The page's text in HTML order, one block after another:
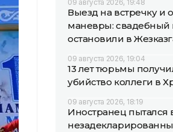
09 августа 2026, 19:48
Выезд на встречку и
маневры: свадебный
остановили в
09 августа 2026, 19:04
13 лет тюрьмы
убийство коллеги в
09 августа 2026, 18:19
Иностранец пытался